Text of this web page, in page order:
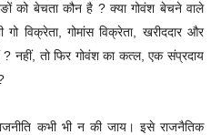
को बेचता कौन है ? क्या गोवंश बेचने वाले
विक्रेता, गोमांस विक्रेता, खरीददार और
नहीं, तो फिर गोवंश का कत्ल, एक संप्रदाय
कभी भी न की जाय। इसे राजनैतिक